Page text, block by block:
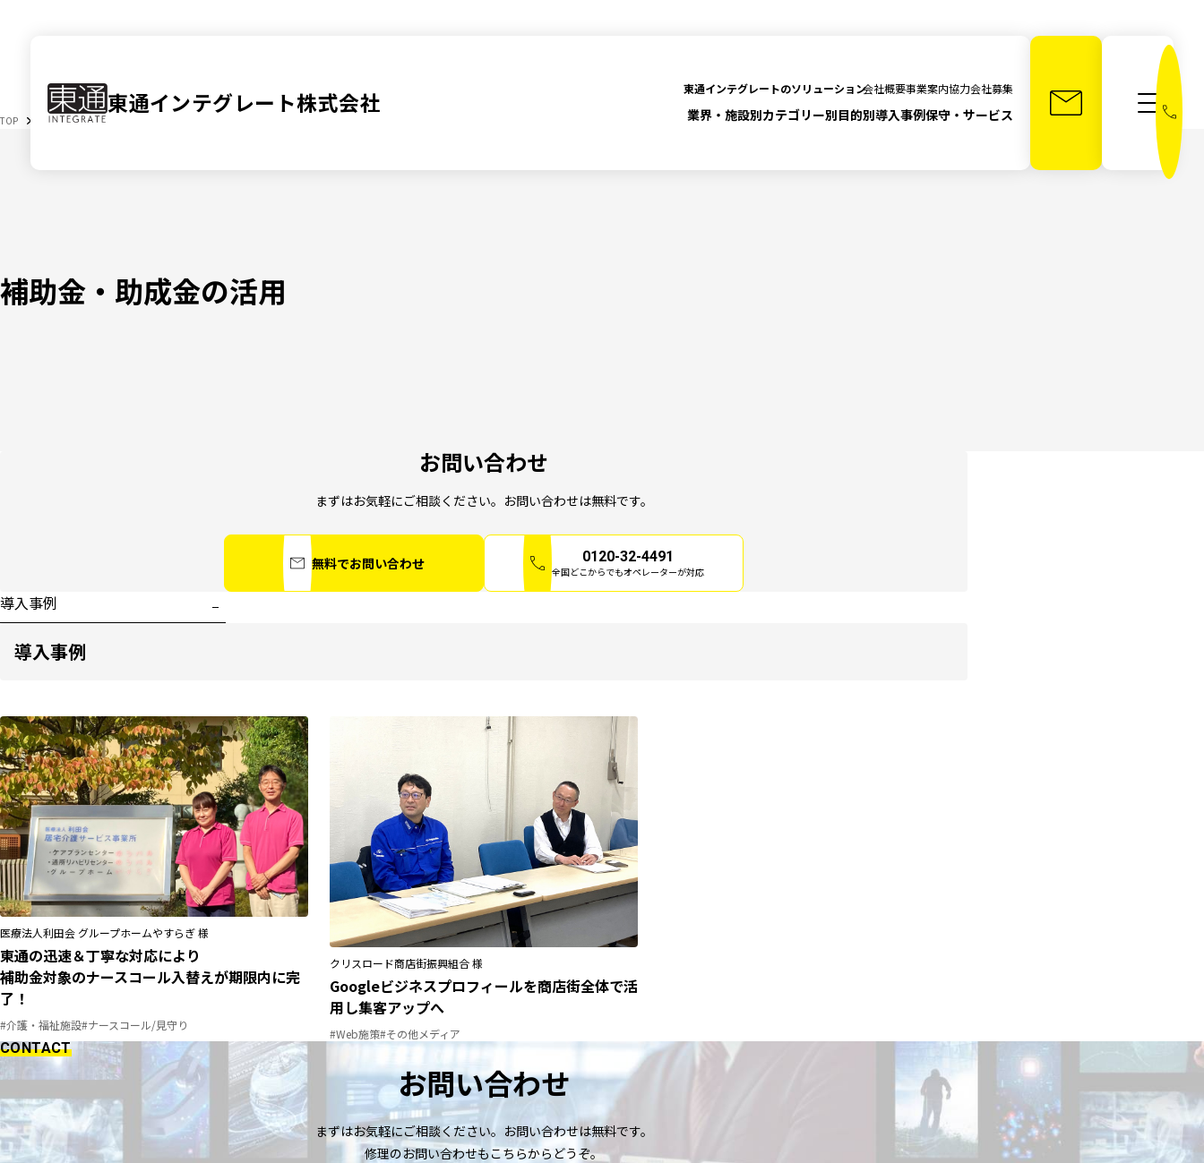
東通インテグレート株式会社 東通インテグレートのソリューション
業界・施設別カテゴリー別目的別導入事例保守・サービス
会社概要事業案内協力会社募集 メニュー
TOP 目的別 補助金・助成金の活用
補助金・助成金の活用
お問い合わせ
まずはお気軽にご相談ください。お問い合わせは無料です。
無料でお問い合わせ 0120-32-4491
全国どこからでもオペレーターが対応
導入事例
導入事例
医療法人利田会 グループホームやすらぎ 様
東通の迅速＆丁寧な対応により
補助金対象のナースコール入替えが期限内に完
了！
#介護・福祉施設#ナースコール/見守り
クリスロード商店街振興組合 様
Googleビジネスプロフィールを商店街全体で活
用し集客アップへ
#Web施策#その他メディア
CONTACT
お問い合わせ
まずはお気軽にご相談ください。お問い合わせは無料です。
修理のお問い合わせもこちらからどうぞ。